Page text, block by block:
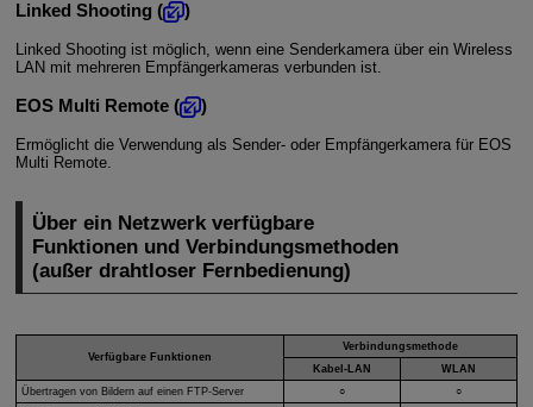
Linked Shooting ( )
Linked Shooting ist möglich, wenn eine Senderkamera über ein Wireless
LAN mit mehreren Empfängerkameras verbunden ist.
EOS Multi Remote ( )
Ermöglicht die Verwendung als Sender- oder Empfängerkamera für EOS
Multi Remote.
Über ein Netzwerk verfügbare
Funktionen und Verbindungsmethoden
(außer drahtloser Fernbedienung)
Verfügbare Funktionen
Verbindungsmethode
Kabel-LAN
WLAN
Übertragen von Bildern auf einen FTP-Server
○
○